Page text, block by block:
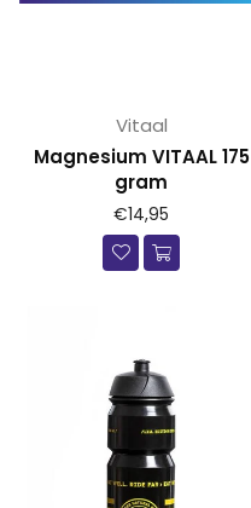
Vitaal
Magnesium VITAAL 175
gram
Prijs
€14,95